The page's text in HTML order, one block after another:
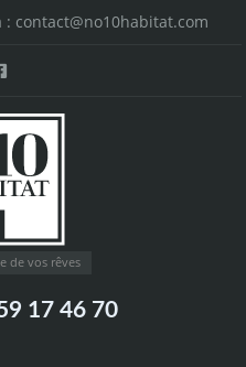
: contact@no10habitat.com
de vos rêves
17 46 70